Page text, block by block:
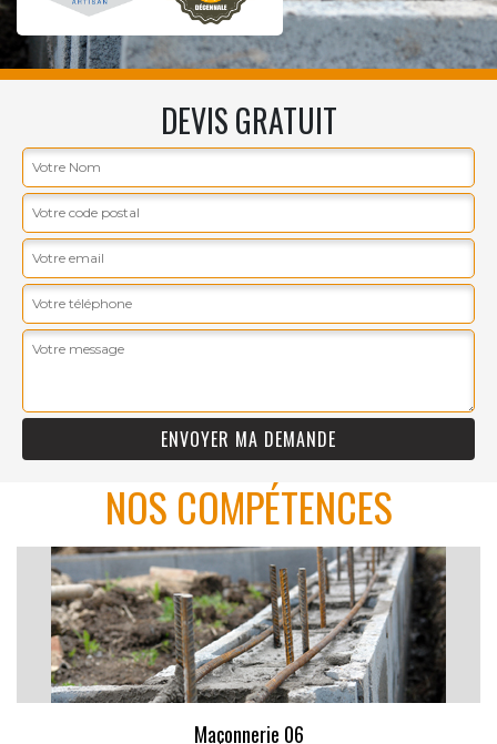
DEVIS GRATUIT
NOS COMPÉTENCES
Maçonnerie 06